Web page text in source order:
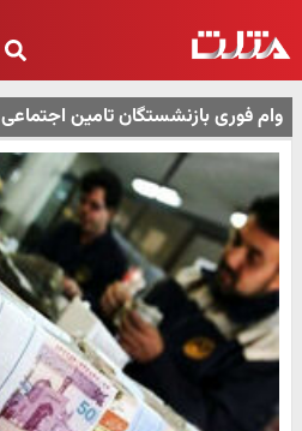
وام فوری بازنشستگان تامین اجتماعی